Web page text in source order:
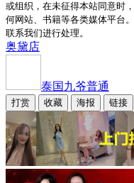
或组织，在未征得本站同意时
何网站、书籍等各类媒体平台
联系我们进行处理。
奥黛店
泰国九爷普通
打赏 收藏 海报 链接